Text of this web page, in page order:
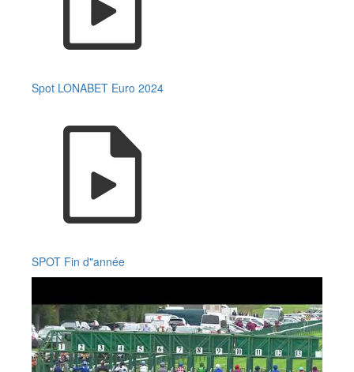
Spot LONABET Euro 2024
SPOT Fin d"année